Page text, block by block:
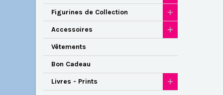
Figurines de Collection
Accessoires
Vêtements
Bon Cadeau
Livres - Prints